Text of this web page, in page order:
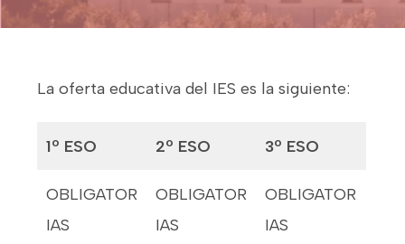
La oferta educativa del IES es la siguiente:
1º ESO 2º ESO 3º ESO
OBLIGATOR
IAS
OBLIGATOR
IAS
OBLIGATOR
IAS